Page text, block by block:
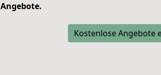
Angebote.
Kostenlose Angebote